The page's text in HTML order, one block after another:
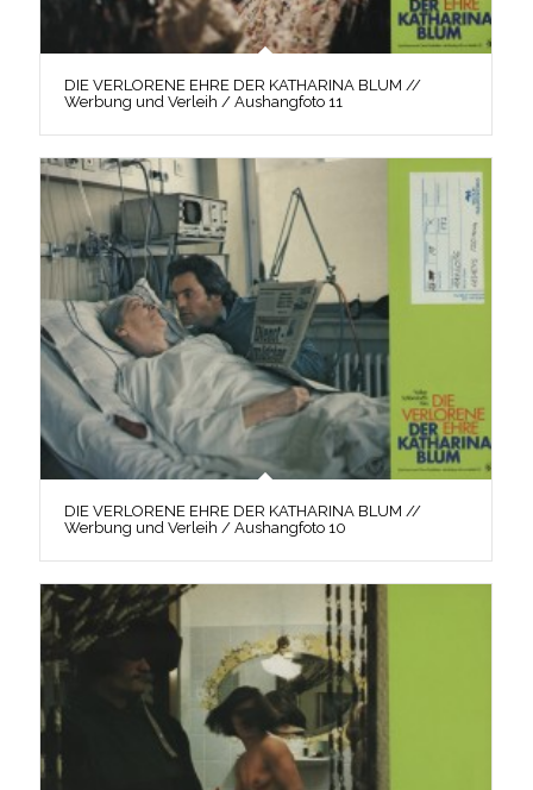
DIE VERLORENE EHRE DER KATHARINA BLUM //
Werbung und Verleih / Aushangfoto 11
DIE VERLORENE EHRE DER KATHARINA BLUM //
Werbung und Verleih / Aushangfoto 10